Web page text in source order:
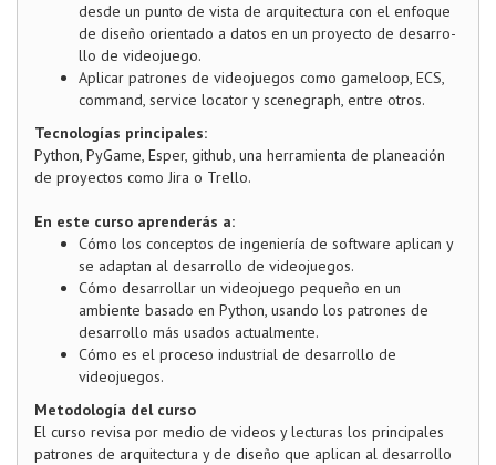
desde un punto de vista de arquitectura con el enfoque
de diseño orientado a datos en un proyecto de desarro-
llo de videojuego.
Aplicar patrones de videojuegos como gameloop, ECS,
command, service locator y scenegraph, entre otros.
Tecnologías principales:
Python, PyGame, Esper, github, una herramienta de planeación
de proyectos como Jira o Trello.
En este curso aprenderás a:
Cómo los conceptos de ingeniería de software aplican y
se adaptan al desarrollo de videojuegos.
Cómo desarrollar un videojuego pequeño en un
ambiente basado en Python, usando los patrones de
desarrollo más usados actualmente.
Cómo es el proceso industrial de desarrollo de
videojuegos.
Metodología del curso
El curso revisa por medio de videos y lecturas los principales
patrones de arquitectura y de diseño que aplican al desarrollo